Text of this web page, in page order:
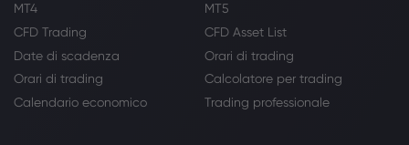
MT4
MT5
CFD Trading
CFD Asset List
Date di scadenza
Orari di trading
Orari di trading
Calcolatore per trading
Calendario economico
Trading professionale